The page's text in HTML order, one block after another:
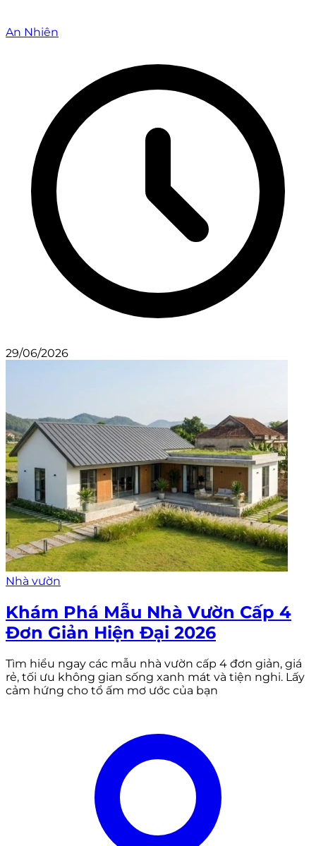
An Nhiên
29/06/2026
Nhà vườn
Khám Phá Mẫu Nhà Vườn Cấp 4
Đơn Giản Hiện Đại 2026
Tìm hiểu ngay các mẫu nhà vườn cấp 4 đơn giản, giá
rẻ, tối ưu không gian sống xanh mát và tiện nghi. Lấy
cảm hứng cho tổ ấm mơ ước của bạn